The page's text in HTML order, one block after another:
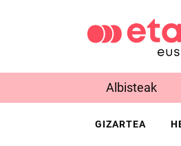
Albisteak
GIZARTEA